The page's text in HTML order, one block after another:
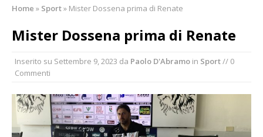
Ringraziamento: convegno, messa e
mercatino agricolo
Quel giardino davanti all’ospedale curato da
otto soggetti autistici in cura all’Asl di
Dopo caldo e incendi, il maltempo estremo:
nell’Alto Novarese si contano i danni del
nubifragio di venerdì
Home » Sport» Mister Dossena prima di Renate
Mister Dossena prima di Renate
Inserito su Settembre 9, 2023 da Paolo D'Abramo in Sport// 0
Commenti